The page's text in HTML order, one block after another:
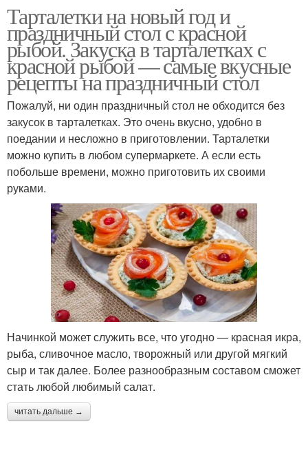
Тарталетки на новый год и
праздничный стол с красной
рыбой. Закуска в тарталетках с
красной рыбой — самые вкусные
рецепты на праздничный стол
Пожалуй, ни один праздничный стол не обходится без
закусок в тарталетках. Это очень вкусно, удобно в
поедании и несложно в приготовлении. Тарталетки
можно купить в любом супермаркете. А если есть
побольше времени, можно приготовить их своими
руками.
Начинкой может служить все, что угодно — красная икра,
рыба, сливочное масло, творожный или другой мягкий
сыр и так далее. Более разнообразным составом сможет
стать любой любимый салат.
читать дальше →